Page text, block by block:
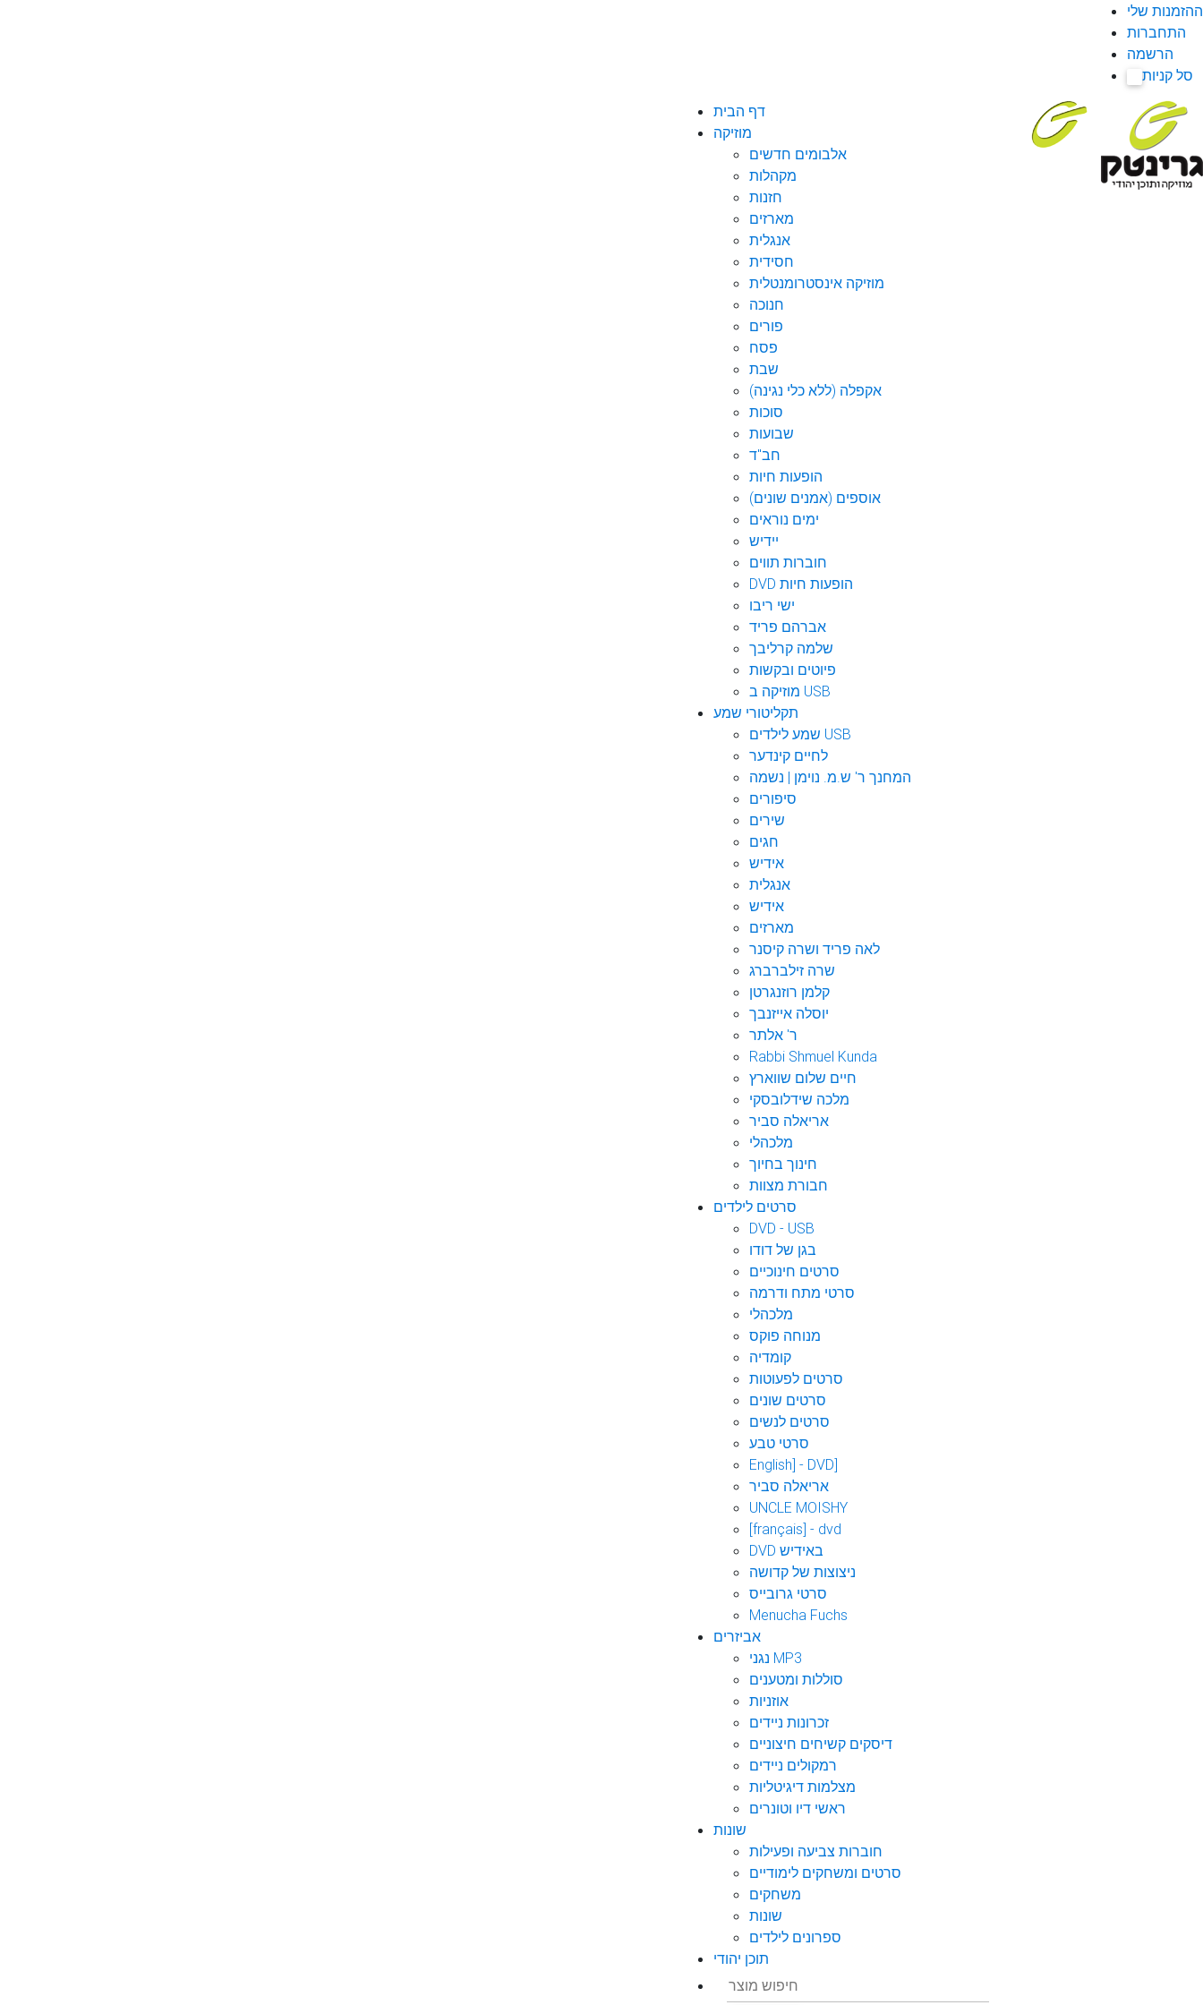
ההזמנות שלי
התחברות
הרשמה
סל קניות
דף הבית
מוזיקה
אלבומים חדשים
מקהלות
חזנות
מארזים
אנגלית
חסידית
מוזיקה אינסטרומנטלית
חנוכה
פורים
פסח
שבת
אקפלה (ללא כלי נגינה)
סוכות
שבועות
חב"ד
הופעות חיות
אוספים (אמנים שונים)
ימים נוראים
יידיש
חוברות תווים
DVD הופעות חיות
ישי ריבו
אברהם פריד
שלמה קרליבך
פיוטים ובקשות
מוזיקה ב USB
תקליטורי שמע
שמע לילדים USB
לחיים קינדער
המחנך ר' ש.מ. נוימן | נשמה
סיפורים
שירים
חגים
אידיש
אנגלית
אידיש
מארזים
לאה פריד ושרה קיסנר
שרה זילברברג
קלמן רוזנגרטן
יוסלה אייזנבך
ר' אלתר
Rabbi Shmuel Kunda
חיים שלום שווארץ
מלכה שידלובסקי
אריאלה סביר
מלכהלי
חינוך בחיוך
חבורת מצוות
סרטים לילדים
DVD - USB
בגן של דודו
סרטים חינוכיים
סרטי מתח ודרמה
מלכהלי
מנוחה פוקס
קומדיה
סרטים לפעוטות
סרטים שונים
סרטים לנשים
סרטי טבע
English] - DVD]
אריאלה סביר
UNCLE MOISHY
[français] - dvd
DVD באידיש
ניצוצות של קדושה
סרטי גרובייס
Menucha Fuchs
אביזרים
נגני MP3
סוללות ומטענים
אוזניות
זכרונות ניידים
דיסקים קשיחים חיצוניים
רמקולים ניידים
מצלמות דיגיטליות
ראשי דיו וטונרים
שונות
חוברות צביעה ופעילות
סרטים ומשחקים לימודיים
משחקים
שונות
ספרונים לילדים
תוכן יהודי